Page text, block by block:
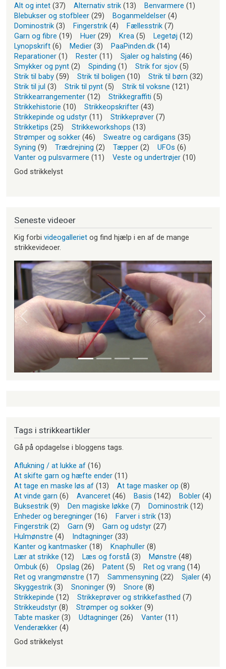
Alt og intet (37) Alternativ strik (13) Benvarmere (1)
Blebukser og stofbleer (29) Boganmeldelser (4)
Dominostrik (3) Fingerstrik (4) Fællesstrik (7)
Garn og fibre (19) Huer (29) Krea (5) Legetøj (12)
Lynopskrift (6) Medier (3) PaaPinden.dk (14)
Reparationer (1) Rester (11) Sjaler og halsting (46)
Smykker og pynt (2) Spinding (1) Strik for sjov (5)
Strik til baby (59) Strik til boligen (10) Strik til børn (32)
Strik til jul (3) Strik til pynt (5) Strik til voksne (121)
Strikkearrangementer (12) Strikkegraffiti (5)
Strikkehistorie (10) Strikkeopskrifter (43)
Strikkepinde og udstyr (11) Strikkeprøver (7)
Strikketips (25) Strikkeworkshops (13)
Strømper og sokker (46) Sweatre og cardigans (35)
Syning (9) Trædrejning (2) Tæpper (2) UFOs (6)
Vanter og pulsvarmere (11) Veste og undertrøjer (10)
God strikkelyst
Seneste videoer
Kig forbi videogalleriet og find hjælp i en af de mange
strikkevideoer.
Forrige Næste
Tags i strikkeartikler
Gå på opdagelse i bloggens tags.
Aflukning / at lukke af (16)
At skifte garn og hæfte ender (11)
At tage en maske løs af (13) At tage masker op (8)
At vinde garn (6) Avanceret (46) Basis (142) Bobler (4)
Buksestrik (9) Den magiske løkke (7) Dominostrik (12)
Enheder og beregninger (16) Farver i strik (13)
Fingerstrik (2) Garn (9) Garn og udstyr (27)
Hulmønstre (4) Indtagninger (33)
Kanter og kantmasker (18) Knaphuller (8)
Lær at strikke (12) Læs og forstå (3) Mønstre (48)
Ombuk (6) Opslag (26) Patent (5) Ret og vrang (14)
Ret og vrangmønstre (17) Sammensyning (22) Sjaler (4)
Skyggestrik (3) Snoninger (9) Snore (8)
Strikkepinde (12) Strikkeprøver og strikkefasthed (7)
Strikkeudstyr (8) Strømper og sokker (9)
Tabte masker (3) Udtagninger (26) Vanter (11)
Venderækker (4)
God strikkelyst